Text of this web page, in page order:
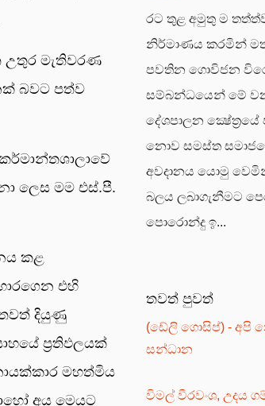
උතුර මැතිවරණ
බවට පත්ව
ලෙස මම එස්.පී.
කළ
එහි
දියුණු
ප්‍රතිඵලයක්
මහත්මිය
අය මෙයට
රට තුළ අමුතු ම
නිර්මාණය කරමින්
පවතින ගොවිජන
සම්බන්ධයෙන් මේ
දේශපාලන
නොව සමස්ත
අවදානය යොමු
බලය ලබාගැනීමට
පොරොන්දු ඉ...
තවත් පුවත්
(ඩේලි ගොසිප්) - අපි
සන්ධාන
විමල් වීරවංශ, උදය